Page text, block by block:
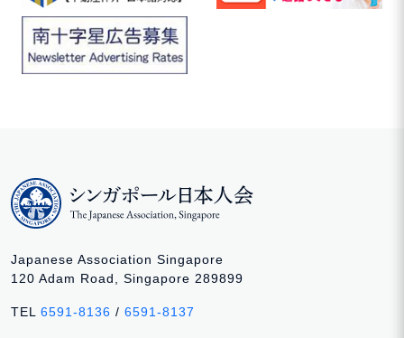
Japanese Association Singapore
120 Adam Road, Singapore 289899
TEL 6591-8136 / 6591-8137